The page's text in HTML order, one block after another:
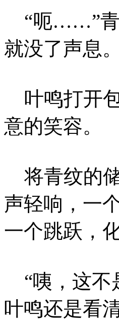
“呃……”青
就没了声息。
叶鸣打开
意的笑容。
将青纹的
声轻响，一
一个跳跃，
“咦，这不
叶鸣还是看